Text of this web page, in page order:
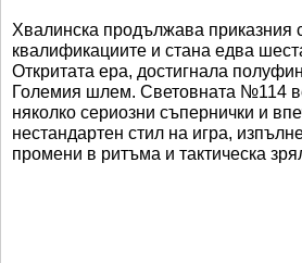
Хвалинска продължава приказния
квалификациите и стана едва
Откритата ера, достигнала
Големия шлем. Световната №114
няколко сериозни съпернички и
нестандартен стил на игра,
промени в ритъма и тактическа